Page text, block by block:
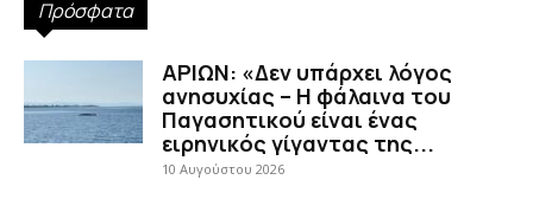
Πρόσφατα
ΑΡΙΩΝ: «Δεν υπάρχει λόγος
ανησυχίας – Η φάλαινα του
Παγασητικού είναι ένας
ειρηνικός γίγαντας της...
10 Αυγούστου 2026